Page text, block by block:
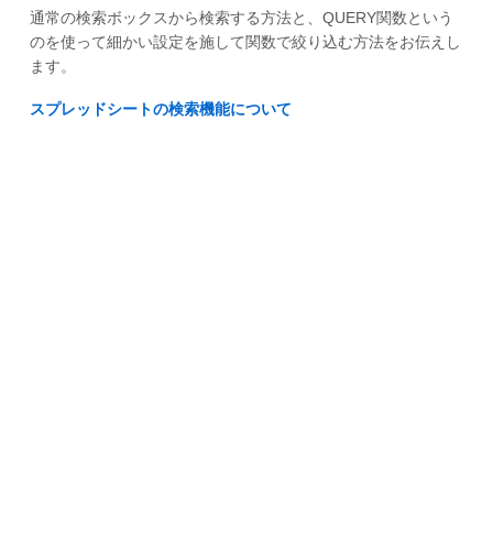
通常の検索ボックスから検索する方法と、QUERY関数という
のを使って細かい設定を施して関数で絞り込む方法をお伝えし
ます。
スプレッドシートの検索機能について